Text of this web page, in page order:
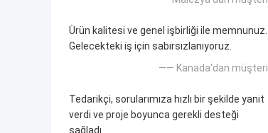
Ürün kalitesi ve genel işbirliği ile memnunuz.
Gelecekteki iş için sabırsızlanıyoruz.
—— Kanada'dan müşteri
Tedarikçi, sorularımıza hızlı bir şekilde yanıt
verdi ve proje boyunca gerekli desteği
sağladı.